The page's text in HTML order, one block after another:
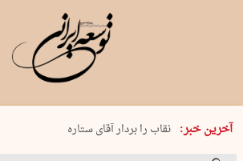
آخرین خبر:
پنجشنبه 15 مرداد 1405 شماره 2243
نقاب را بردار آقای ستاره
کدام فوتبال؟